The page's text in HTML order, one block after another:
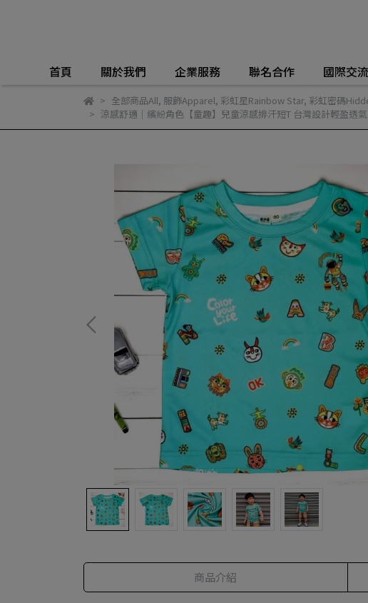
首頁 關於我們 企業服務 聯名合作 國際交流
全部商品All, 服飾Apparel, 彩虹星Rainbow Star, 彩虹密碼
涼感舒適｜繽紛角色【童趣】兒童涼感排汗短T 台灣設計輕盈透氣
商品介紹